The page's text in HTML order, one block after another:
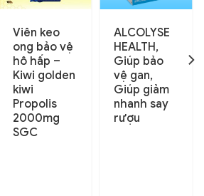
Viên keo
ong bảo vệ
hô hấp –
Kiwi golden
kiwi
Propolis
2000mg
SGC
ALCOLYSE
HEALTH,
Giúp bảo
vệ gan,
Giúp giảm
nhanh say
rượu